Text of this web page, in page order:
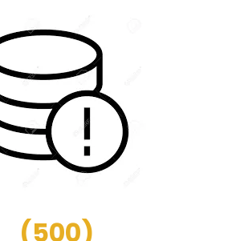
(500)